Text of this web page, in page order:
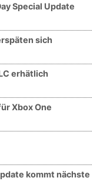
Special Update
sich
erhätlich
Xbox One
kommt nächste